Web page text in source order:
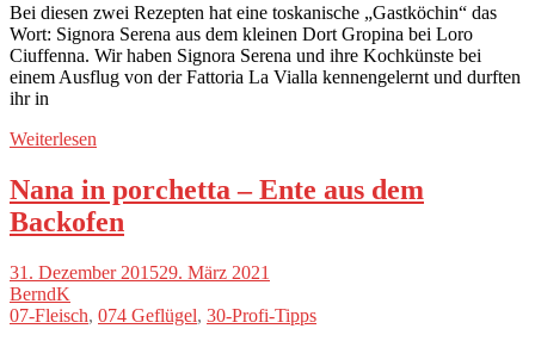
Bei diesen zwei Rezepten hat eine toskanische „Gastköchin“ das
Wort: Signora Serena aus dem kleinen Dort Gropina bei Loro
Ciuffenna. Wir haben Signora Serena und ihre Kochkünste bei
einem Ausflug von der Fattoria La Vialla kennengelernt und durften
ihr in
Weiterlesen
Nana in porchetta – Ente aus dem
Backofen
31. Dezember 201529. März 2021
BerndK
07-Fleisch, 074 Geflügel, 30-Profi-Tipps